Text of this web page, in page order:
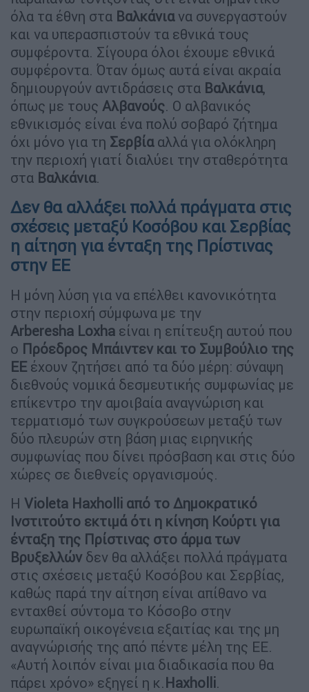
όλα τα έθνη στα Βαλκάνιανα συνεργαστούν
και να υπερασπιστούν τα εθνικά τους
συμφέροντα. Σίγουρα όλοι έχουμε εθνικά
συμφέροντα. Όταν όμως αυτά είναι ακραία
δημιουργούν αντιδράσεις στα Βαλκάνια,
όπως με τους Αλβανούς. Ο αλβανικός
εθνικισμός είναι ένα πολύ σοβαρό ζήτημα
όχι μόνο για τη Σερβίααλλά για ολόκληρη
την περιοχή γιατί διαλύει την σταθερότητα
στα Βαλκάνια.
Δεν θα αλλάξει πολλά πράγματα στις
σχέσεις μεταξύ Κοσόβου και Σερβίας
η αίτηση για ένταξη της Πρίστινας
στην ΕΕ
Η μόνη λύση για να επέλθει κανονικότητα
στην περιοχή σύμφωνα με την
Arberesha Loxha είναι η επίτευξη αυτού που
ο Πρόεδρος Μπάιντεν και το Συμβούλιο της
ΕΕ έχουν ζητήσει από τα δύο μέρη: σύναψη
διεθνούς νομικά δεσμευτικής συμφωνίας με
επίκεντρο την αμοιβαία αναγνώριση και
τερματισμό των συγκρούσεων μεταξύ των
δύο πλευρών στη βάση μιας ειρηνικής
συμφωνίας που δίνει πρόσβαση και στις δύο
χώρες σε διεθνείς οργανισμούς.
Η Violeta Haxholli από το Δημοκρατικό
Ινστιτούτο εκτιμά ότι η κίνηση Κούρτι για
ένταξη της Πρίστινας στο άρμα των
Βρυξελλών δεν θα αλλάξει πολλά πράγματα
στις σχέσεις μεταξύ Κοσόβου και Σερβίας,
καθώς παρά την αίτηση είναι απίθανο να
ενταχθεί σύντομα το Κόσοβο στην
ευρωπαϊκή οικογένεια εξαιτίας και της μη
αναγνώρισής της από πέντε μέλη της ΕΕ.
«Αυτή λοιπόν είναι μια διαδικασία που θα
πάρει χρόνο» εξηγεί η κ. Haxholli.